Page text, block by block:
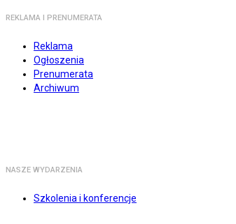
REKLAMA I PRENUMERATA
Reklama
Ogłoszenia
Prenumerata
Archiwum
NASZE WYDARZENIA
Szkolenia i konferencje